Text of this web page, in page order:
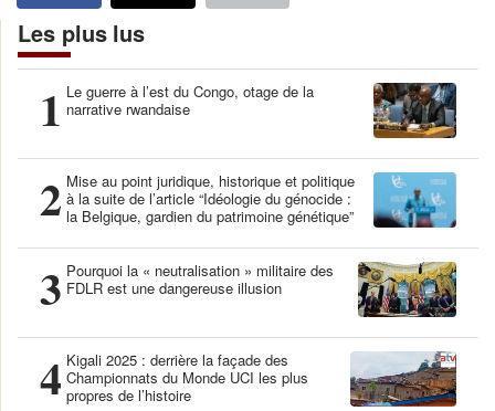
Les plus lus
1 Le guerre à l’est du Congo, otage de la
narrative rwandaise
2 Mise au point juridique, historique et politique
à la suite de l’article “Idéologie du génocide :
la Belgique, gardien du patrimoine génétique”
3 Pourquoi la « neutralisation » militaire des
FDLR est une dangereuse illusion
4 Kigali 2025 : derrière la façade des
Championnats du Monde UCI les plus
propres de l’histoire